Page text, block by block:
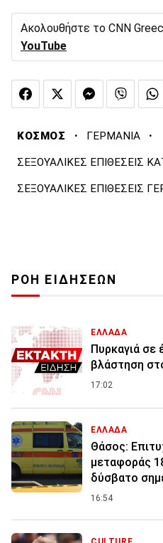
Ακολουθήστε το CNN
YouTube
ΚΟΣΜΟΣ · ΓΕΡΜΑΝΙΑ ·
ΣΕΞΟΥΑΛΙΚΕΣ ΕΠΙΘΕΣΕΙΣ
ΣΕΞΟΥΑΛΙΚΕΣ ΕΠΙΘΕΣΕΙΣ
ΡΟΗ ΕΙΔΗΣΕΩΝ
ΕΛΛΑΔΑ
Πυρκαγιά σε
βλάστηση
17:02
ΕΛΛΑΔΑ
Θάσος:
μεταφοράς
δύσβατο
16:54